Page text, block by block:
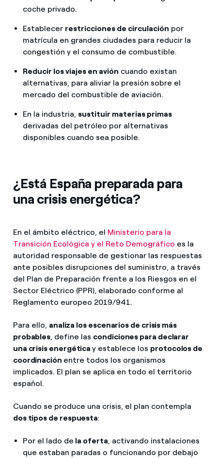
coche privado.
Establecer restricciones de circulación por
matrícula en grandes ciudades para reducir la
congestión y el consumo de combustible.
Reducir los viajes en avión cuando existan
alternativas, para aliviar la presión sobre el
mercado del combustible de aviación.
En la industria, sustituir materias primas
derivadas del petróleo por alternativas
disponibles cuando sea posible.
¿Está España preparada para
una crisis energética?
En el ámbito eléctrico, el Ministerio para la
Transición Ecológica y el Reto Demográfico es la
autoridad responsable de gestionar las respuestas
ante posibles disrupciones del suministro, a través
del Plan de Preparación frente a los Riesgos en el
Sector Eléctrico (PPR), elaborado conforme al
Reglamento europeo 2019/941.
Para ello, analiza los escenarios de crisis más
probables, define las condiciones para declarar
una crisis energéticay establece los protocolos de
coordinación entre todos los organismos
implicados. El plan se aplica en todo el territorio
español.
Cuando se produce una crisis, el plan contempla
dos tipos de respuesta:
Por el lado de la oferta, activando instalaciones
que estaban paradas o funcionando por debajo